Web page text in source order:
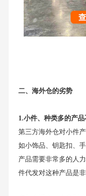
二、海外仓的劣势
1.小件、种类多的产
第三方海外仓对小件
如小饰品、钥匙扣、
产品需要非常多的人
件代发对这种产品是非